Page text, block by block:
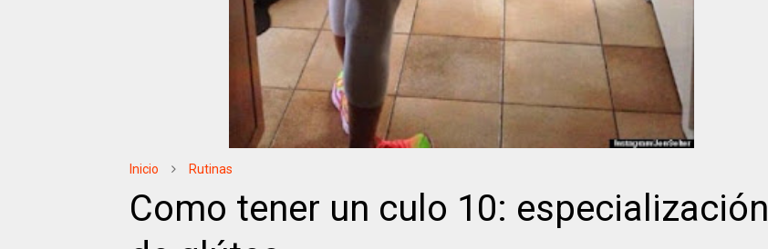
Inicio Rutinas
Como tener un culo 10: especialización